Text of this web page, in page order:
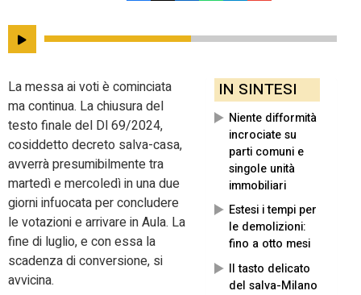
IN SINTESI
Niente difformità
incrociate su
parti comuni e
singole unità
immobiliari
Estesi i tempi per
le demolizioni:
fino a otto mesi
Il tasto delicato
del salva-Milano
La messa ai voti è cominciata
ma continua. La chiusura del
testo finale del Dl 69/2024,
cosiddetto decreto salva-casa,
avverrà presumibilmente tra
martedì e mercoledì in una due
giorni infuocata per concludere
le votazioni e arrivare in Aula. La
fine di luglio, e con essa la
scadenza di conversione, si
avvicina.